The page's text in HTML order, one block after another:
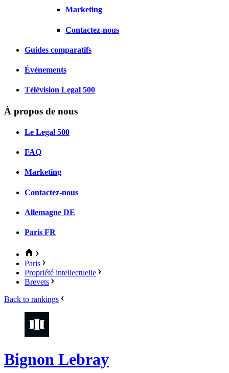
Marketing
Contactez-nous
Guides comparatifs
Événements
Télévision Legal 500
À propos de nous
Le Legal 500
FAQ
Marketing
Contactez-nous
Allemagne DE
Paris FR
Paris
Propriété intellectuelle
Brevets
Back to rankings
Bignon Lebray